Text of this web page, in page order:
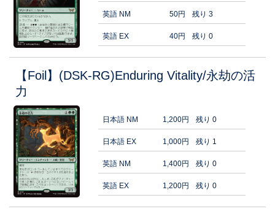
英語 NM 50円 残り 3
英語 EX 40円 残り 0
【Foil】(DSK-RG)Enduring Vitality/永劫の活
力
日本語 NM 1,200円 残り 0
日本語 EX 1,000円 残り 1
英語 NM 1,400円 残り 0
英語 EX 1,200円 残り 0